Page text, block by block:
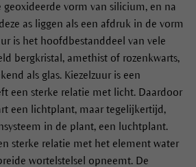
geoxideerde vorm van silicium, en na
as liggen als een afdruk in de vorm
is het hoofdbestanddeel van vele
bergkristal, amethist of rozenkwarts,
als glas. Kiezelzuur is een
een sterke relatie met licht. Daardoor
een lichtplant, maar tegelijkertijd,
in de plant, een luchtplant.
sterke relatie met het element water
wortelstelsel opneemt. De